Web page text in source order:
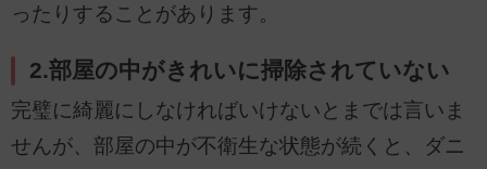
ったりすることがあります。
2.部屋の中がきれいに掃除されていない
完璧に綺麗にしなければいけないとまでは言いま
せんが、部屋の中が不衛生な状態が続くと、ダニ